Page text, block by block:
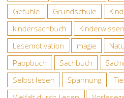
Gefühle
Grundschule
kindersachbuch
Kinderwissen
Lesemotivation
magie
Pappbuch
Sachbuch
Selbst lesen
Spannung